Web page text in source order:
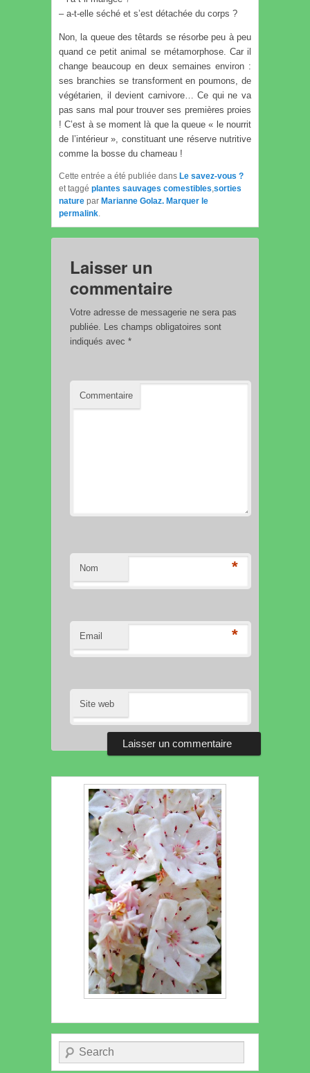
– a-t-elle séché et s’est détachée du corps ?
Non, la queue des têtards se résorbe peu à peu
quand ce petit animal se métamorphose. Car il
change beaucoup en deux semaines environ :
ses branchies se transforment en poumons, de
végétarien, il devient carnivore… Ce qui ne va
pas sans mal pour trouver ses premières proies
! C’est à se moment là que la queue « le nourrit
de l’intérieur », constituant une réserve nutritive
comme la bosse du chameau !
Cette entrée a été publiée dans Le savez-vous ?
et taggé plantes sauvages comestibles sorties
nature par Marianne Golaz. Marquer le
permalink
Laisser un
commentaire
Votre adresse de messagerie ne sera pas
publiée. Les champs obligatoires sont
indiqués avec *
Commentaire
Nom *
Email *
Site web
Recherche